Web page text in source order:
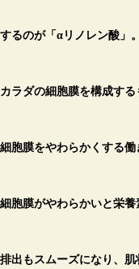
するのが「αリノレン酸」。
カラダの細胞膜を構成する
細胞膜をやわらかくする働
細胞膜がやわらかいと栄
排出もスムーズになり、肌